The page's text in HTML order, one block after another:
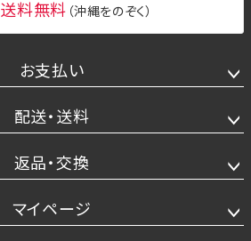
料無料 （沖縄をのぞく）
お支払い
配送・送料
返品・交換
マイページ